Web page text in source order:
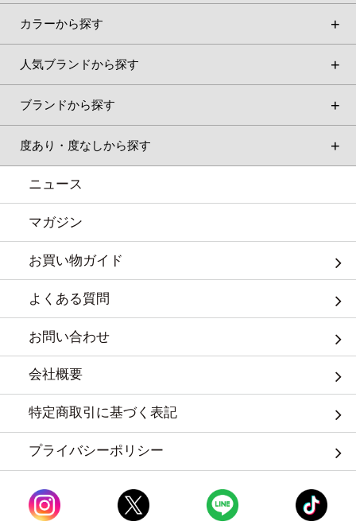
カラーから探す
人気ブランドから探す
ブランドから探す
度あり・度なしから探す
ニュース
マガジン
お買い物ガイド
よくある質問
お問い合わせ
会社概要
特定商取引に基づく表記
プライバシーポリシー